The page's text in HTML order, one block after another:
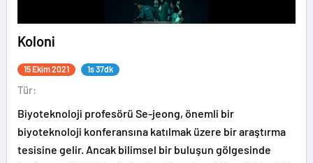
Koloni
15 Ekim 2021 1s 37dk
Tür:
Biyoteknoloji profesörü Se-jeong, önemli bir
biyoteknoloji konferansına katılmak üzere bir araştırma
tesisine gelir. Ancak bilimsel bir buluşun gölgesinde